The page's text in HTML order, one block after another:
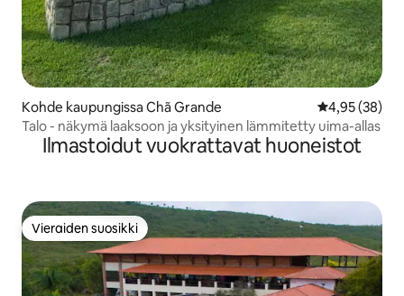
Kohde kaupungissa Chã Grande
4,95 (38)
Talo - näkymä laaksoon ja yksityinen lämmitetty uima-allas
Ilmastoidut vuokrattavat huoneistot
Vieraiden suosikki
Vieraiden suosikki